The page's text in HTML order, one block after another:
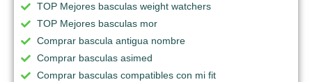
TOP Mejores basculas weight watchers
TOP Mejores basculas mor
Comprar bascula antigua nombre
Comprar basculas asimed
Comprar basculas compatibles con mi fit